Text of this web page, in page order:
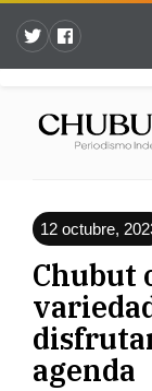
12 octubre,
Chubut
agenda